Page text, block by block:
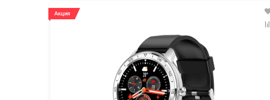
Акция